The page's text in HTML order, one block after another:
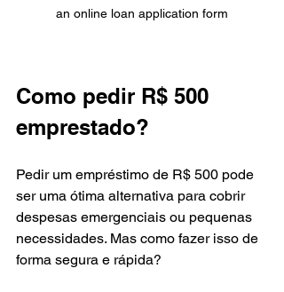
an online loan application form
Como pedir R$ 500
emprestado?
Pedir um empréstimo de R$ 500 pode
ser uma ótima alternativa para cobrir
despesas emergenciais ou pequenas
necessidades. Mas como fazer isso de
forma segura e rápida?